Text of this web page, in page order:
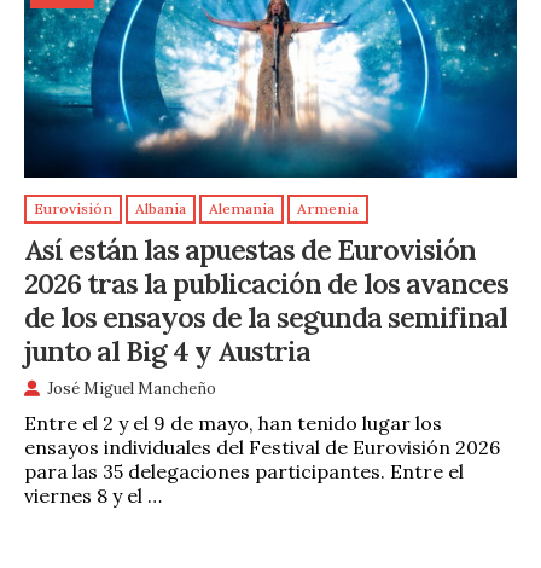
Eurovisión Albania Alemania Armenia
Así están las apuestas de Eurovisión
2026 tras la publicación de los avances
de los ensayos de la segunda semifinal
junto al Big 4 y Austria
José Miguel Mancheño
Entre el 2 y el 9 de mayo, han tenido lugar los
ensayos individuales del Festival de Eurovisión 2026
para las 35 delegaciones participantes. Entre el
viernes 8 y el …